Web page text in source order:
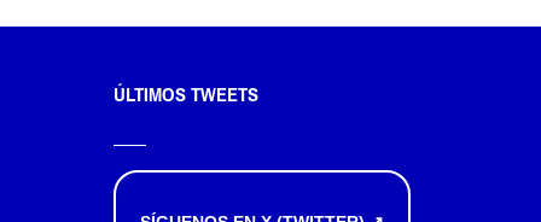
ÚLTIMOS TWEETS